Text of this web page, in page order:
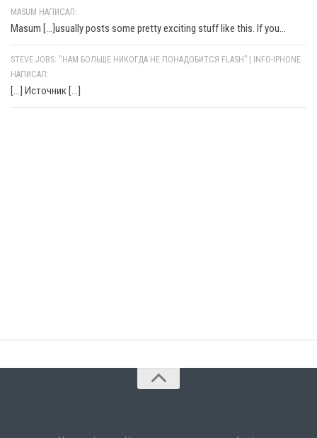
MASUM НАПИСАЛ:
Masum [...]usually posts some pretty exciting stuff like this. If you...
STEVE JOBS: “НАМ БОЛЬШЕ НИКОГДА НЕ ПОНАДОБИТСЯ FLASH” | INFO-IPHONE
НАПИСАЛ:
[…] Источник […]